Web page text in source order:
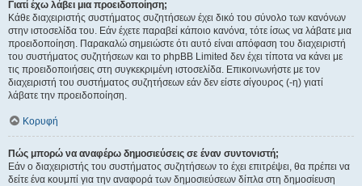
Γιατί έχω λάβει μια προειδοποίηση;
Κάθε διαχειριστής συστήματος συζητήσεων έχει δικό του σύνολο των κανόνων
στην ιστοσελίδα του. Εάν έχετε παραβεί κάποιο κανόνα, τότε ίσως να λάβατε μια
προειδοποίηση. Παρακαλώ σημειώστε ότι αυτό είναι απόφαση του διαχειριστή
του συστήματος συζητήσεων και το phpBB Limited δεν έχει τίποτα να κάνει με
τις προειδοποιήσεις στη συγκεκριμένη ιστοσελίδα. Επικοινωνήστε με τον
διαχειριστή του συστήματος συζητήσεων εάν δεν είστε σίγουρος (-η) γιατί
λάβατε την προειδοποίηση.
Κορυφή
Πώς μπορώ να αναφέρω δημοσιεύσεις σε έναν συντονιστή;
Εάν ο διαχειριστής του συστήματος συζητήσεων το έχει επιτρέψει, θα πρέπει να
δείτε ένα κουμπί για την αναφορά των δημοσιεύσεων δίπλα στη δημοσίευση